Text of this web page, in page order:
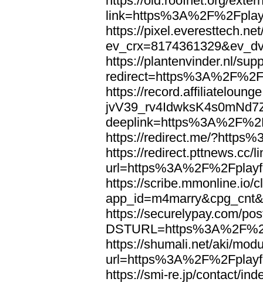
https://
https://plantenvinder.nl/
https://
https://redirect.me/
https://redirect.pttnews.cc/
https://scribe.mmonline.io/
https://securelypay.com/
https://shumali.net/aki/
https://smi-re.jp/contact/